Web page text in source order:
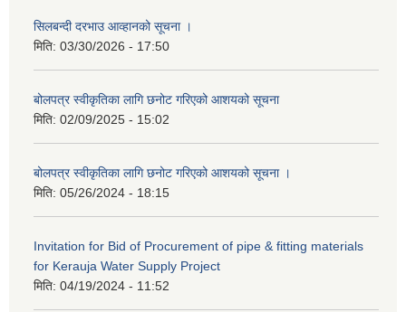
सिलबन्दी दरभाउ आव्हानको सूचना ।
मिति: 03/30/2026 - 17:50
बोलपत्र स्वीकृतिका लागि छनोट गरिएको आशयको सूचना
मिति: 02/09/2025 - 15:02
बोलपत्र स्वीकृतिका लागि छनोट गरिएको आशयको सूचना ।
मिति: 05/26/2024 - 18:15
Invitation for Bid of Procurement of pipe & fitting materials
for Kerauja Water Supply Project
मिति: 04/19/2024 - 11:52